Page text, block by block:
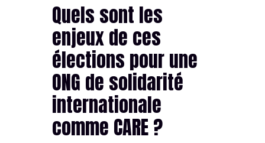
Quels sont les
enjeux de ces
élections pour une
ONG de solidarité
internationale
comme CARE ?